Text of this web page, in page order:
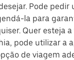
Pode pedir
la para
Quer esteja
pode utilizar a
de viagem